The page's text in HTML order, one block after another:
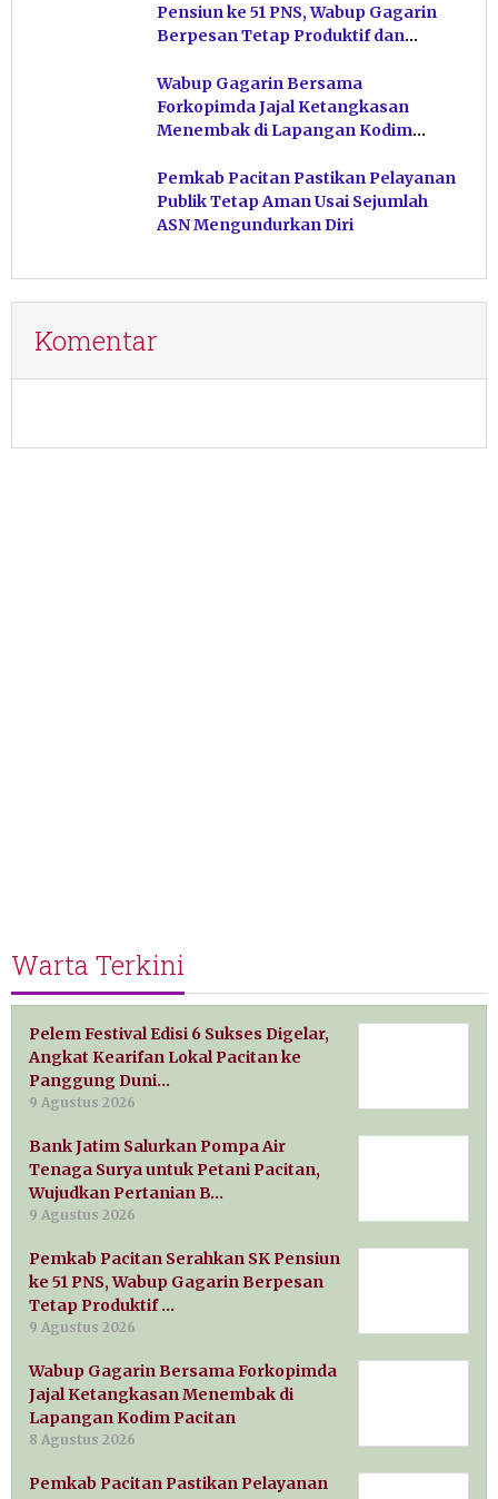
Pensiun ke 51 PNS, Wabup Gagarin
Berpesan Tetap Produktif dan
Wabup Gagarin Bersama
Forkopimda Jajal Ketangkasan
Menembak di Lapangan Kodim
Pemkab Pacitan Pastikan Pelayanan
Publik Tetap Aman Usai Sejumlah
ASN Mengundurkan Diri
Komentar
Warta Terkini
Pelem Festival Edisi 6 Sukses Digelar,
Angkat Kearifan Lokal Pacitan ke
Panggung Duni…
9 Agustus 2026
Bank Jatim Salurkan Pompa Air
Tenaga Surya untuk Petani Pacitan,
Wujudkan Pertanian B…
9 Agustus 2026
Pemkab Pacitan Serahkan SK Pensiun
ke 51 PNS, Wabup Gagarin Berpesan
Tetap Produktif …
9 Agustus 2026
Wabup Gagarin Bersama Forkopimda
Jajal Ketangkasan Menembak di
Lapangan Kodim Pacitan
8 Agustus 2026
Pemkab Pacitan Pastikan Pelayanan